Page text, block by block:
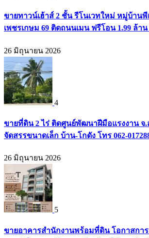
ขายทาวน์เฮ้าส์ 2 ชั้น รีโนเวทใหม่ หมู่บ้านพี
เพชรเกษม 69 ติดถนนเมน ฟรีโอน 1.99 ล้าน
26 มิถุนายน 2026
4
ขายที่ดิน 2 ไร่ ติดศูนย์พัฒนาฝีมือแรงงาน จ
จัดสรรขนาดเล็ก บ้าน-โกดัง โทร 062-
26 มิถุนายน 2026
5
ขายอาคารสำนักงานพร้อมที่ดิน โอกาสกา